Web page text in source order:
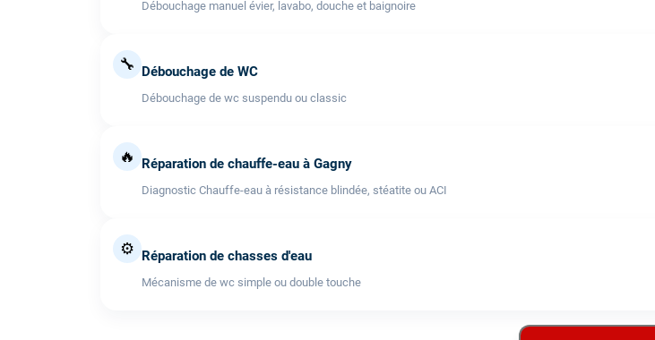
Débouchage manuel évier, lavabo, douche et baignoire
🔧 Débouchage de WC
Débouchage de wc suspendu ou classic
🔥 Réparation de chauffe-eau à Gagny
Diagnostic Chauffe-eau à résistance blindée, stéatite ou ACI
⚙️ Réparation de chasses d'eau
Mécanisme de wc simple ou double touche